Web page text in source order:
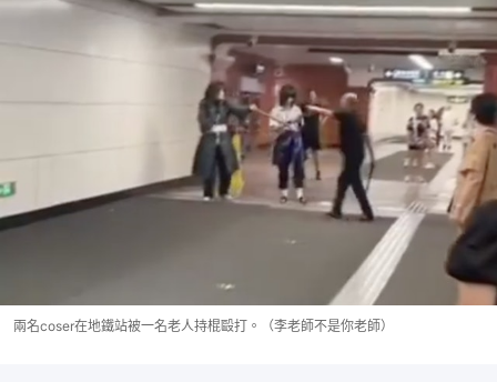
兩名coser在地鐵站被一名老人持棍毆打。（李老師不是你老師）